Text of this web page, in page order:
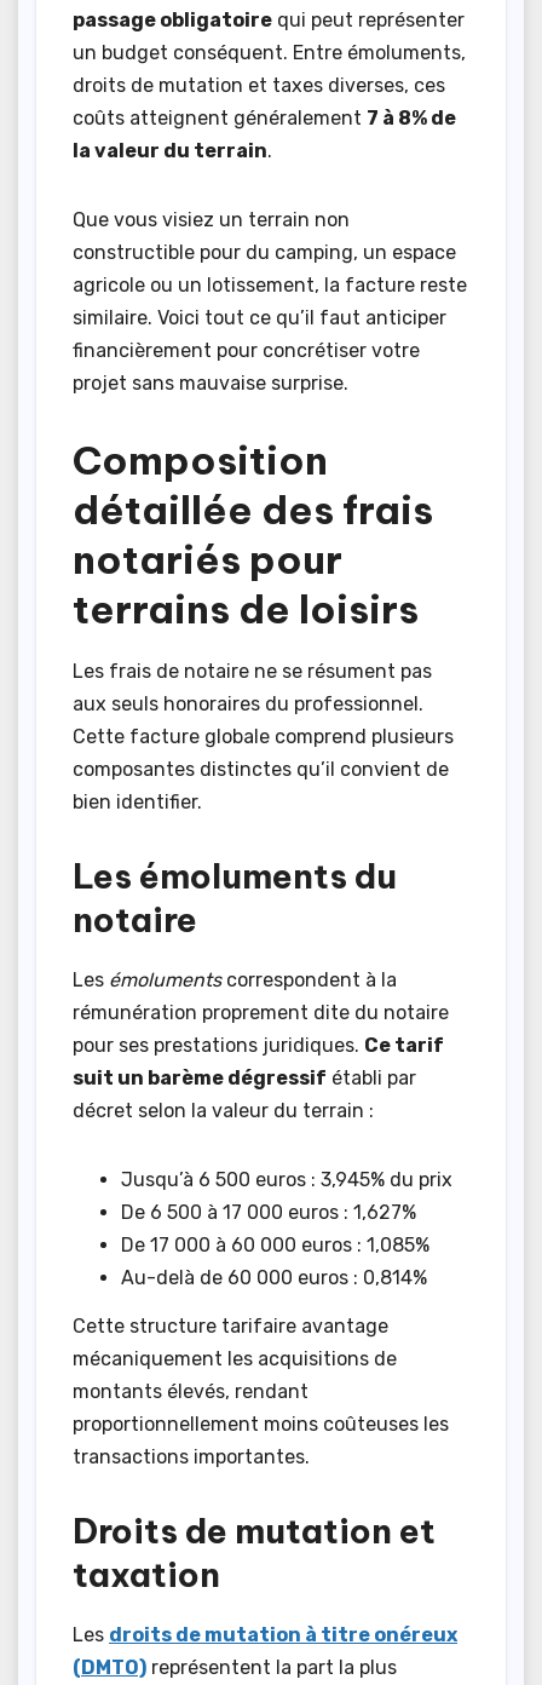
passage obligatoire qui peut représenter
un budget conséquent. Entre émoluments,
droits de mutation et taxes diverses, ces
coûts atteignent généralement 7 à 8% de
la valeur du terrain.
Que vous visiez un terrain non
constructible pour du camping, un espace
agricole ou un lotissement, la facture reste
similaire. Voici tout ce qu’il faut anticiper
financièrement pour concrétiser votre
projet sans mauvaise surprise.
Composition
détaillée des frais
notariés pour
terrains de loisirs
Les frais de notaire ne se résument pas
aux seuls honoraires du professionnel.
Cette facture globale comprend plusieurs
composantes distinctes qu’il convient de
bien identifier.
Les émoluments du
notaire
Les émolumentscorrespondent à la
rémunération proprement dite du notaire
pour ses prestations juridiques. Ce tarif
suit un barème dégressif établi par
décret selon la valeur du terrain :
Jusqu’à 6 500 euros : 3,945% du prix
De 6 500 à 17 000 euros : 1,627%
De 17 000 à 60 000 euros : 1,085%
Au-delà de 60 000 euros : 0,814%
Cette structure tarifaire avantage
mécaniquement les acquisitions de
montants élevés, rendant
proportionnellement moins coûteuses les
transactions importantes.
Droits de mutation et
taxation
Les droits de mutation à titre onéreux
(DMTO) représentent la part la plus